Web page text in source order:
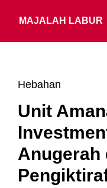
MAJALAH LABUR
Hebahan
Unit
Anugerah